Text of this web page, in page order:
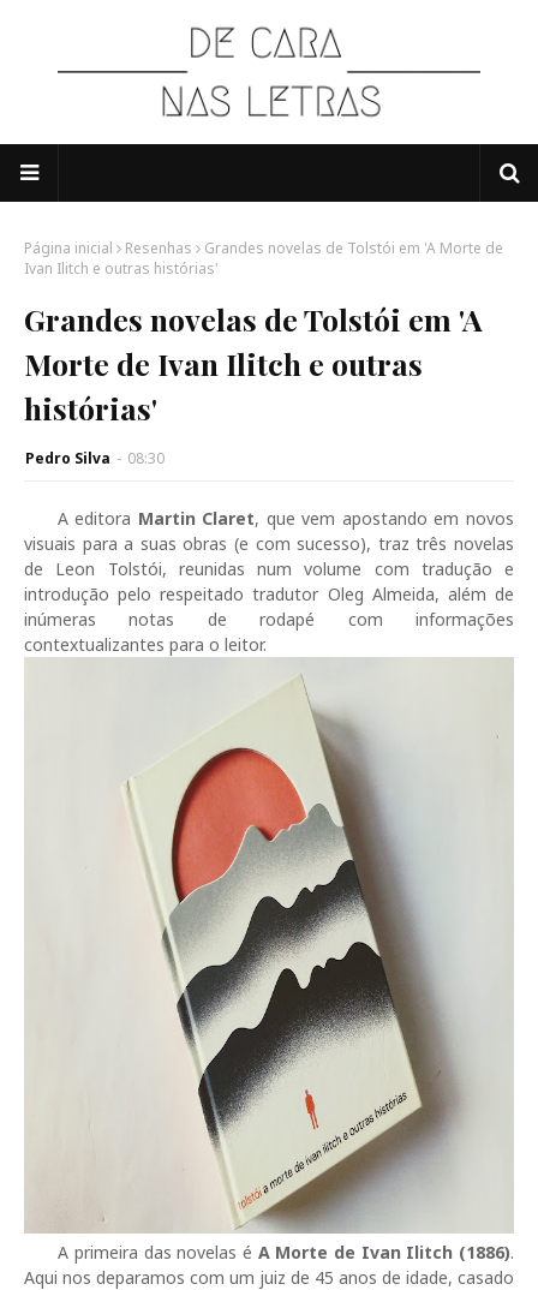
Página inicial Resenhas
Grandes novelas de Tolstói em 'A Morte de
Ivan Ilitch e outras histórias'
Grandes novelas de Tolstói em 'A
Morte de Ivan Ilitch e outras
histórias'
Pedro Silva - 08:30
A editora Martin Claret, que vem apostando em novos
visuais para a suas obras (e com sucesso), traz três novelas
de Leon Tolstói, reunidas num volume com tradução e
introdução pelo respeitado tradutor Oleg Almeida, além de
inúmeras notas de rodapé com informações
contextualizantes para o leitor.
A primeira das novelas é A Morte de Ivan Ilitch (1886).
Aqui nos deparamos com um juiz de 45 anos de idade, casado